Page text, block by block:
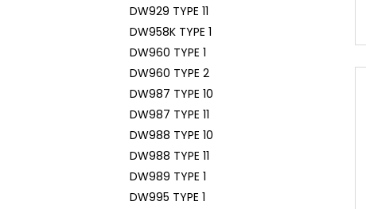
DW929 TYPE 11
DW958K TYPE 1
DW960 TYPE 1
DW960 TYPE 2
DW987 TYPE 10
DW987 TYPE 11
DW988 TYPE 10
DW988 TYPE 11
DW989 TYPE 1
DW995 TYPE 1